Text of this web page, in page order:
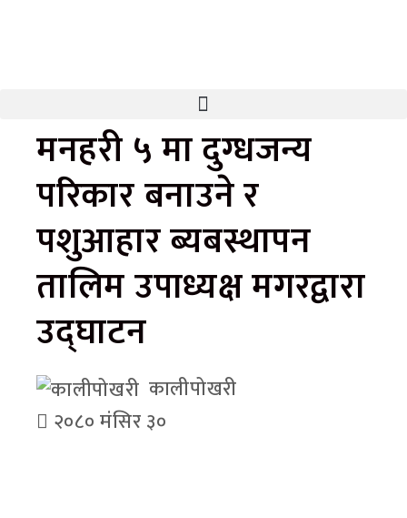
मनहरी ५ मा दुग्धजन्य
परिकार बनाउने र
पशुआहार ब्यबस्थापन
तालिम उपाध्यक्ष मगरद्वारा
उद्घाटन
कालीपोखरी
२०८० मंसिर ३०